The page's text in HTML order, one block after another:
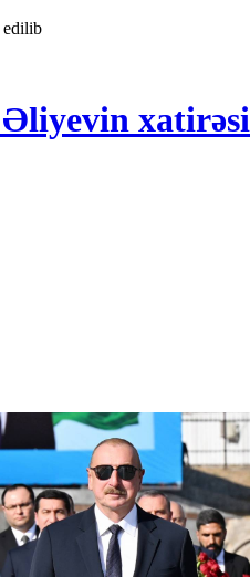
edilib
xatirəsi